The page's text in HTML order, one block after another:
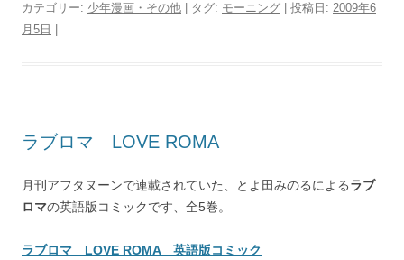
カテゴリー: 少年漫画・その他 | タグ: モーニング | 投稿日: 2009年6
月5日
ラブロマ LOVE ROMA
月刊アフタヌーンで連載されていた、とよ田みのるによるラブ
ロマの英語版コミックです、全5巻。
ラブロマ LOVE ROMA 英語版コミック